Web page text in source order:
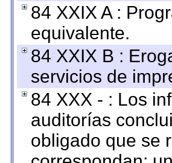
84 XXIX A :
equivalente.
84 XXIX B :
servicios de
84 XXX - : Los
auditorías
obligado que se